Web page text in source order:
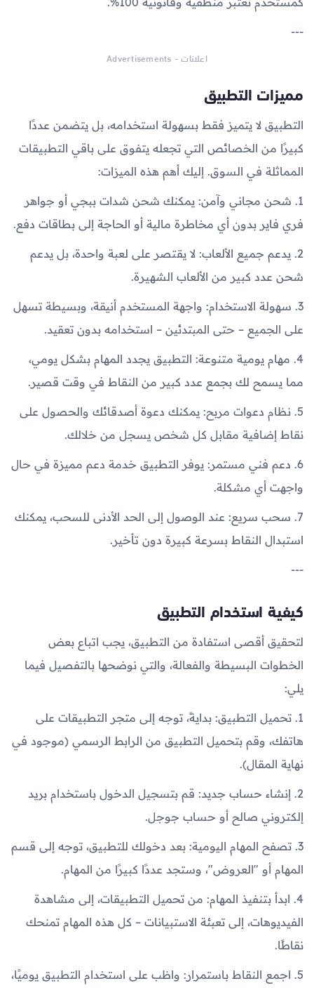
---
اعلانات - Advertisements
مميزات التطبيق
التطبيق لا يتميز فقط بسهولة استخدامه، بل يتضمن عددًا
كبيرًا من الخصائص التي تجعله يتفوق على باقي التطبيقات
المماثلة في السوق. إليك أهم هذه الميزات:
1. شحن مجاني وآمن: يمكنك شحن شدات ببجي أو جواهر
فري فاير بدون أي مخاطرة مالية أو الحاجة إلى بطاقات دفع.
2. يدعم جميع الألعاب: لا يقتصر على لعبة واحدة، بل يدعم
شحن عدد كبير من الألعاب الشهيرة.
3. سهولة الاستخدام: واجهة المستخدم أنيقة، وبسيطة تسهل
على الجميع – حتى المبتدئين – استخدامه بدون تعقيد.
4. مهام يومية متنوعة: التطبيق يجدد المهام بشكل يومي،
مما يسمح لك بجمع عدد كبير من النقاط في وقت قصير.
5. نظام دعوات مربح: يمكنك دعوة أصدقائك والحصول على
نقاط إضافية مقابل كل شخص يسجل من خلالك.
6. دعم فني مستمر: يوفر التطبيق خدمة دعم مميزة في حال
واجهت أي مشكلة.
7. سحب سريع: عند الوصول إلى الحد الأدنى للسحب، يمكنك
استبدال النقاط بسرعة كبيرة دون تأخير.
---
كيفية استخدام التطبيق
لتحقيق أقصى استفادة من التطبيق، يجب اتباع بعض
الخطوات البسيطة والفعالة، والتي نوضحها بالتفصيل فيما
يلي:
1. تحميل التطبيق: بدايةً، توجه إلى متجر التطبيقات على
هاتفك، وقم بتحميل التطبيق من الرابط الرسمي (موجود في
نهاية المقال).
2. إنشاء حساب جديد: قم بتسجيل الدخول باستخدام بريد
إلكتروني صالح أو حساب جوجل.
3. تصفح المهام اليومية: بعد دخولك للتطبيق، توجه إلى قسم
المهام أو "العروض"، وستجد عددًا كبيرًا من المهام.
4. ابدأ بتنفيذ المهام: من تحميل التطبيقات، إلى مشاهدة
الفيديوهات، إلى تعبئة الاستبيانات – كل هذه المهام تمنحك
نقاطًا.
5. اجمع النقاط باستمرار: واظب على استخدام التطبيق يوميًا،